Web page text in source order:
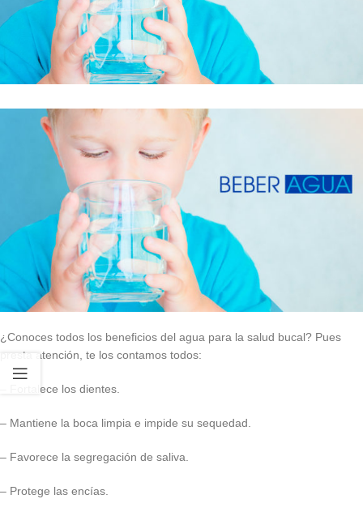
¿Conoces todos los beneficios del agua para la salud bucal? Pues
presta atención, te los contamos todos:
– Fortalece los dientes.
– Mantiene la boca limpia e impide su sequedad.
– Favorece la segregación de saliva.
– Protege las encías.